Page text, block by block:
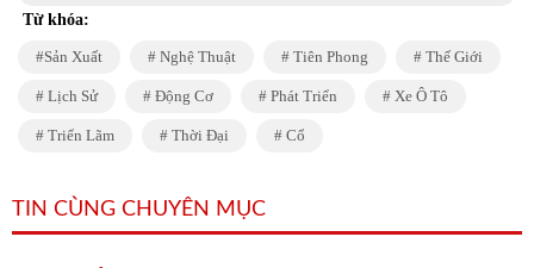
Từ khóa:
Sản Xuất Nghệ Thuật Tiên Phong Thế Giới
Lịch Sử Động Cơ Phát Triển Xe Ô Tô
Triển Lãm Thời Đại Cổ
TIN CÙNG CHUYÊN MỤC